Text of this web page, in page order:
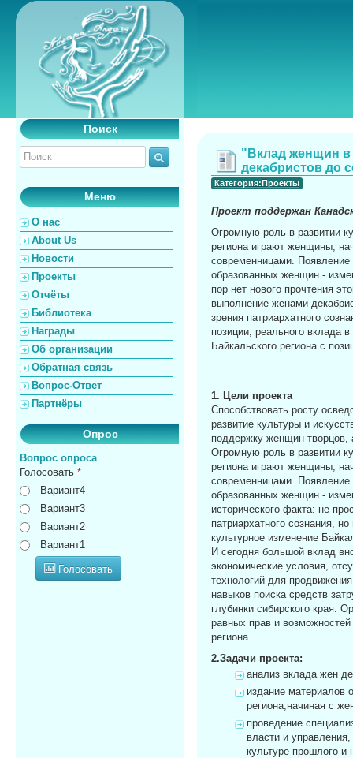
Поиск
Меню
О нас
About Us
Новости
Проекты
Отчёты
Библиотека
Награды
Об организации
Обратная связь
Вопрос-Ответ
Партнёры
Опрос
Вопрос опроса
Голосовать *
Вариант4
Вариант3
Вариант2
Вариант1
Голосовать
"Вклад женщин в
декабристов до
Категория:Проекты
Проект поддержан
Огромную роль в развитии
региона играют женщины,
современницами.
образованных женщин -
пор нет нового прочтения
выполнение женами
зрения патриархатного
позиции, реального вклада
Байкальского региона с
1. Цели проекта
Способствовать росту
развитие культуры и
поддержку женщин-творцов,
Огромную роль в развитии
региона играют женщины,
современницами.
образованных женщин -
исторического факта: не
патриархатного сознания,
культурное изменение
И сегодня большой вклад
экономические условия,
технологий для
навыков поиска средств
глубинки сибирского края.
равных прав и
региона.
2.Задачи проекта:
анализ вклада жен
издание материалов
региона,начиная с
проведение
власти и
культуре прошлого и